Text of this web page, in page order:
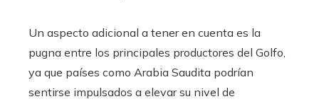
Un aspecto adicional a tener en cuenta es la
pugna entre los principales productores del Golfo,
ya que países como Arabia Saudita podrían
sentirse impulsados a elevar su nivel de